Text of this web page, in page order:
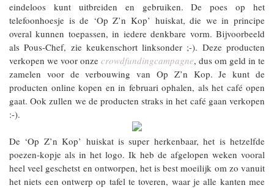
eindeloos kunt uitbreiden en gebruiken. De poes op het
telefoonhoesje is de ‘Op Z’n Kop’ huiskat, die we in principe
overal kunnen toepassen, in iedere denkbare vorm. Bijvoorbeeld
als Pous-Chef, zie keukenschort linksonder ;-). Deze producten
verkopen we voor onze crowdfundingcampagne, dus om geld in te
zamelen voor de verbouwing van Op Z’n Kop. Je kunt de
producten online kopen en in februari ophalen, als het café open
gaat. Ook zullen we de producten straks in het café gaan verkopen
:-).
De ‘Op Z’n Kop’ huiskat is super herkenbaar, het is hetzelfde
poezen-kopje als in het logo. Ik heb de afgelopen weken vooral
heel veel geschetst en ontworpen, het is best moeilijk om zo vanuit
het niets een ontwerp op tafel te toveren, waar je alle kanten mee